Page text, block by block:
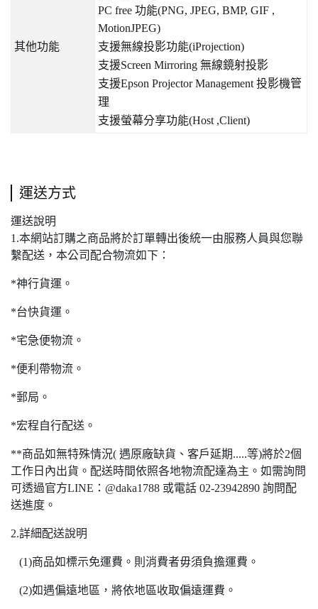
其他功能
PC free 功能(PNG, JPEG, BMP, GIF ,
MotionJPEG)
支援無線投影功能(iProjection)
支援Screen Mirroring 無線鏡射投影
支援Epson Projector Management 投影機管
理
支援螢幕分享功能(Host ,Client)
運送方式
運送說明
1.本網站訂購之商品將於訂單轉出後統一由服務人員與您聯
繫配送，本公司配合物流如下：
*神行貨運。
*台快貨運。
*宅急便物流。
*便利帶物流。
*郵局。
*宏程自行配送。
**商品如無特殊情況( 遇原廠缺貨、客戶延期.....等)將於2個
工作日內出貨。配送時間依照各地物流配達為主。如需詢問
可透過官方LINE：@daka1788 或電話 02-23942890 詢問配
送進度。
2.詳細配送說明
(1)商品如標示免運費。則消費者毋須負擔運費。
(2)如遇偏遠地區，將依地區收取偏遠運費。